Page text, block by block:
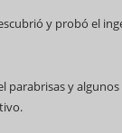
y probó el
y
69 Campeonato